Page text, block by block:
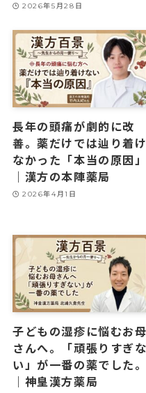
2026年5月28日
長年の頭痛が劇的に改
善。薬だけでは辿り着け
なかった「本当の原因」
｜漢方の本陣薬局
2026年4月1日
子どもの湿疹に悩むお母
さんへ。「頑張りすぎな
い」が一番の薬でした。
｜神皇漢方薬局